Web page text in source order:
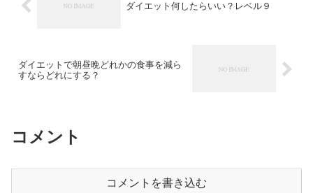
ダイエット何したらいい？レベル９
ダイエットで朝昼晩どれかの食事を減ら
すならどれにする？
コメント
コメントを書き込む